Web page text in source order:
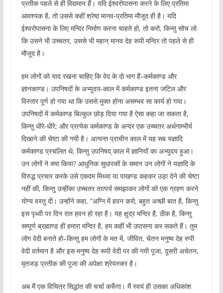
प्रतीक पहले से ही विद्यमान हैं। यदि ईश्वरोपासना करने के लिए प्रतिमा
आवश्यक है, तो उससे कहीं श्रेष्ठ मानव-प्रतिमा मौजूद ही है। यदि
ईश्वरोपासना के लिए मन्दिर निर्माण करना चाहते हो, तो करो, किन्तु सोच लो
कि उसने भी उच्चतर, उससे भी महान् मानव देह रूपी मन्दिर तो पहले से ही
मौजूद है।
हम लोगों को याद रखना चाहिए कि वेद के दो भाग हैं–कर्मकाण्ड और
ज्ञानकाण्ड। उपनिषदों के अभ्युदय-काल में कर्मकाण्ड इतना जटिल और
विस्तार पूर्ण हो गया था कि उससे मुक्त होना असम्भव सा कार्य हो गया।
उपनिषदों में कर्मकाण्ड बिल्कुल छोड़ दिया गया है ऐसा कहा जा सकता है,
किन्तु धीरे-धीरे; और प्रत्येक कर्मकाण्ड के अन्दर एक उच्चतर अर्थगाम्भीर्य
दिखाने की चेष्टा की गयी है। अत्यन्त प्राचीन काल में यह सब यज्ञादि
कर्मकाण्ड प्रचलित थे, किन्तु उपनिषद् काल में ज्ञानियों का अभ्युदय हुआ।
उन लोगों ने क्या किया? आधुनिक सुधारकों के समान उन लोगों ने यज्ञादि के
विरुद्ध प्रचार करके उसे एकदम मिथ्या या पाखण्ड कहकर उड़ा देने की चेष्टा
नहीं की, किन्तु उन्हींका उच्चतर तात्पर्य समझाकर लोगों को एक ग्रहण करने
योग्य वस्तु दी। उन्होंने कहा, “अग्नि में हवन करो, बहुत अच्छी बात है, किन्तु
इस पृथ्वी पर दिन रात हवन हो रहा है। यह क्षुद्र मन्दिर है, ठीक है, किन्तु
सम्पूर्ण ब्रह्माण्ड ही हमारा मन्दिर है, हम कहीं भी उपासना कर सकते हैं। तुम
लोग वेदी बनाते हो–किन्तु हम लोगों के मत में, जीवित, चेतन मनुष्य देह रुपी
वेदी वर्तमान है और इस मनुष्य देह रूपी वेदी पर की गयी पूजा, दूसरी अचेतन,
मृतजड़ प्रतीक की पूजा की अपेक्षा श्रेयस्कर है।
अब मैं एक विचित्र सिद्धांत की चर्चा करूँगा। मैं स्वयं ही उसका अधिकांश